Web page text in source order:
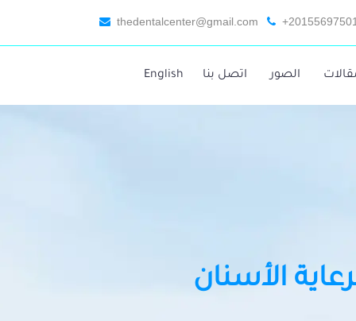
thedentalcenter@gmail.com
الصور اتصل بنا English
الأسنان